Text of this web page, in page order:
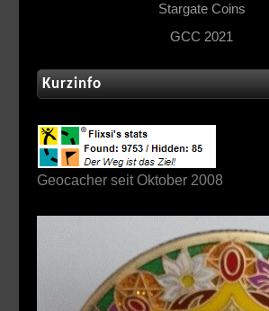
Stargate Coins
GCC 2021
Kurzinfo
Geocacher seit Oktober 2008